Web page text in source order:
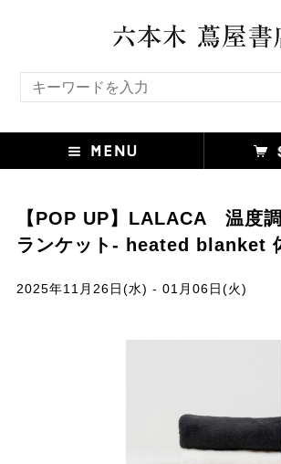
【POP UP】LALACA 温度
ランケット- heated blanket
2025年11月26日(水) - 01月06日(火)